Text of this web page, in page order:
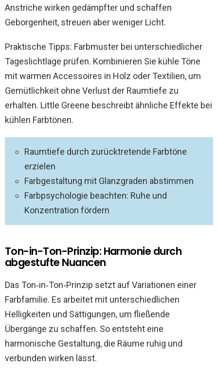
Anstriche wirken gedämpfter und schaffen
Geborgenheit, streuen aber weniger Licht.
Praktische Tipps: Farbmuster bei unterschiedlicher
Tageslichtlage prüfen. Kombinieren Sie kühle Töne
mit warmen Accessoires in Holz oder Textilien, um
Gemütlichkeit ohne Verlust der Raumtiefe zu
erhalten. Little Greene beschreibt ähnliche Effekte bei
kühlen Farbtönen.
Raumtiefe durch zurücktretende Farbtöne
erzielen
Farbgestaltung mit Glanzgraden abstimmen
Farbpsychologie beachten: Ruhe und
Konzentration fördern
Ton-in-Ton-Prinzip: Harmonie durch
abgestufte Nuancen
Das Ton‑in‑Ton‑Prinzip setzt auf Variationen einer
Farbfamilie. Es arbeitet mit unterschiedlichen
Helligkeiten und Sättigungen, um fließende
Übergänge zu schaffen. So entsteht eine
harmonische Gestaltung, die Räume ruhig und
verbunden wirken lässt.